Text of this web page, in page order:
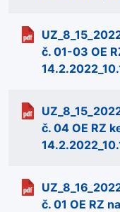
č. 01-03 OE
č. 04 OE RZ
č. 01 OE RZ